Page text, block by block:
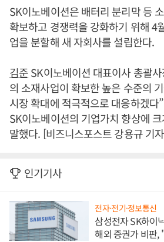
SK이노베이션은 배터리 분리막 등
확보하고 경쟁력을 강화하기 위해 4
업을 분할해 새 자회사를 설립한다.
김준SK이노베이션 대표이사 총괄
의 소재사업이 확보한 높은 수준의
시장 확대에 적극적으로 대응하겠다
SK이노베이션의 기업가치 향상에
말했다. [비즈니스포스트 강용규 기
인기기사
전자·전기·정보통신
삼성전자 SK하이
해외 증권가 비판,